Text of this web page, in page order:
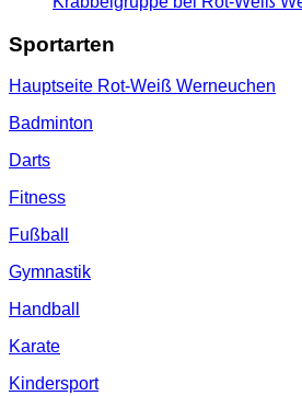
Sportarten
Hauptseite Rot-Weiß Werneuchen
Badminton
Darts
Fitness
Fußball
Gymnastik
Handball
Karate
Kindersport